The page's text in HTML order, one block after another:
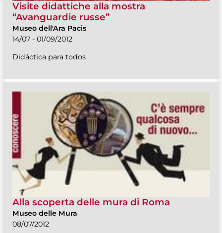
Visite didattiche alla mostra
“Avanguardie russe”
Museo dell'Ara Pacis
14/07 - 01/09/2012
Didáctica para todos
Alla scoperta delle mura di Roma
Museo delle Mura
08/07/2012